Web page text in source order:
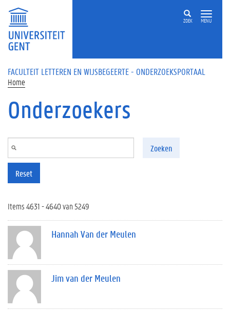
Overslaan en naar de inhoud gaan
ZOEK MENU
FACULTEIT LETTEREN EN WIJSBEGEERTE - ONDERZOEKSPORTAAL
Home
Onderzoekers
Zoeken
Reset
Items 4631 - 4640 van 5249
Hannah Van der Meulen
Jim van der Meulen